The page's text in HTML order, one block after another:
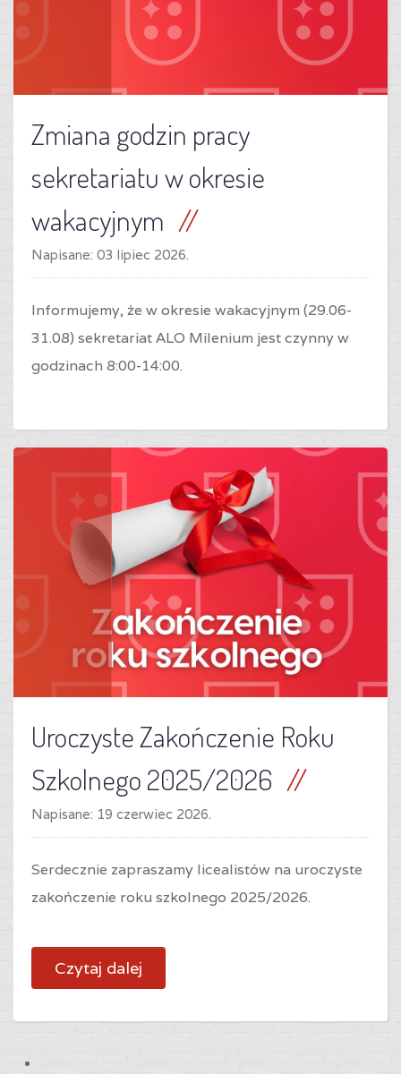
Zmiana godzin pracy
sekretariatu w okresie
wakacyjnym
Napisane: 03 lipiec 2026.
Informujemy, że w okresie wakacyjnym (29.06-
31.08) sekretariat ALO Milenium jest czynny w
godzinach 8:00-14:00.
Uroczyste Zakończenie Roku
Szkolnego 2025/2026
Napisane: 19 czerwiec 2026.
Serdecznie zapraszamy licealistów na uroczyste
zakończenie roku szkolnego 2025/2026.
Czytaj dalej